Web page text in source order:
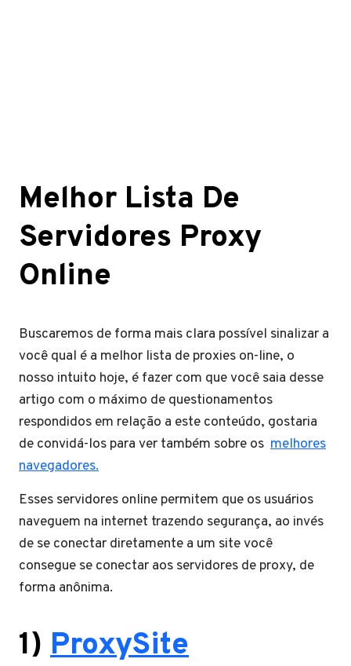
Melhor Lista De
Servidores Proxy
Online
Buscaremos de forma mais clara possível sinalizar a
você qual é a melhor lista de proxies on-line, o
nosso intuito hoje, é fazer com que você saia desse
artigo com o máximo de questionamentos
respondidos em relação a este conteúdo, gostaria
de convidá-los para ver também sobre os melhores
navegadores.
Esses servidores online permitem que os usuários
naveguem na internet trazendo segurança, ao invés
de se conectar diretamente a um site você
consegue se conectar aos servidores de proxy, de
forma anônima.
1) ProxySite